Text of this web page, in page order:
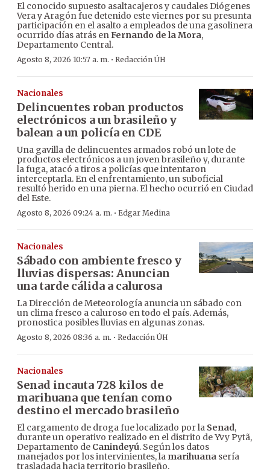
El conocido supuesto asaltacajeros y caudales Diógenes
Vera y Aragón fue detenido este viernes por su presunta
participación en el asalto a empleados de una gasolinera
ocurrido días atrás enFernando de la Mora,
Departamento Central.
Agosto 8, 2026 10:57 a. m. · Redacción ÚH
Nacionales
Delincuentes roban productos
electrónicos a un brasileño y
balean a un policía en CDE
Una gavilla de delincuentes armados robó un lote de
productos electrónicos a un joven brasileño y, durante
la fuga, atacó a tiros a policías que intentaron
interceptarla. En el enfrentamiento, un suboficial
resultó herido en una pierna. El hecho ocurrió en Ciudad
del Este.
Agosto 8, 2026 09:24 a. m. · Edgar Medina
Nacionales
Sábado con ambiente fresco y
lluvias dispersas: Anuncian
una tarde cálida a calurosa
La Dirección de Meteorología anuncia un sábado con
un clima fresco a caluroso en todo el país. Además,
pronostica posibles lluvias en algunas zonas.
Agosto 8, 2026 08:36 a. m. · Redacción ÚH
Nacionales
Senad incauta 728 kilos de
marihuana que tenían como
destino el mercado brasileño
El cargamento de droga fue localizado por la Senad,
durante un operativo realizado en el distrito de Yvy Pytã,
Departamento de Canindeyú. Según los datos
manejados por los intervinientes, la marihuana sería
trasladada hacia territorio brasileño.